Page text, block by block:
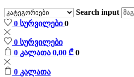
Search input
0 სურვილები0
0 სურვილები
0 კალათა 0,00 ₾ 0
0 კალათა